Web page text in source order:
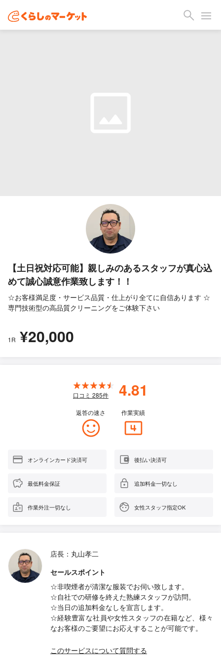
【土日祝対応可能】親しみのあるスタッフが真心込
めて誠心誠意作業致します！！
☆お客様満足度・サービス品質・仕上がり全てに自信あります ☆
専門技術型の高品質クリーニングをご体験下さい
1R ¥20,000
口コミ 285件 4.81
返答の速さ 作業実績
オンラインカード決済可 後払い決済可
最低料金保証 追加料金一切なし
作業外注一切なし 女性スタッフ指定OK
店長：丸山孝二
セールスポイント
☆非喫煙者が清潔な服装でお伺い致します。
☆自社での研修を終えた熟練スタッフが訪問。
☆当日の追加料金なしを宣言します。
☆経験豊富な社員や女性スタッフの在籍など、様々
なお客様のご要望にお応えすることが可能です。
このサービスについて質問する